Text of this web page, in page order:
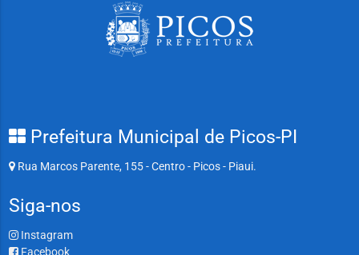
Prefeitura Municipal de Picos-PI
Rua Marcos Parente, 155 - Centro - Picos - Piaui.
Siga-nos
Instagram
Facebook